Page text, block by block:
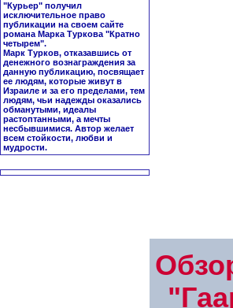
"Курьер" получил
исключительное право
публикации на своем сайте
романа Марка Туркова "Кратно
четырем".
Марк Турков, отказавшись от
денежного вознаграждения за
данную публикацию, посвящает
ее людям, которые живут в
Израиле и за его пределами, тем
людям, чьи надежды оказались
обманутыми, идеалы
растоптанными, а мечты
несбывшимися. Автор желает
всем стойкости, любви и
мудрости.